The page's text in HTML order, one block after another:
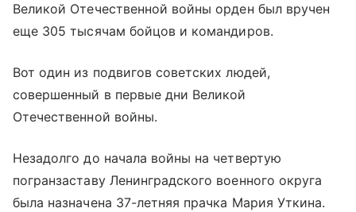
Великой Отечественной войны орден был вручен
еще 305 тысячам бойцов и командиров.
Вот один из подвигов советских людей,
совершенный в первые дни Великой
Отечественной войны.
Незадолго до начала войны на четвертую
погранзаставу Ленинградского военного округа
была назначена 37-летняя прачка Мария Уткина.